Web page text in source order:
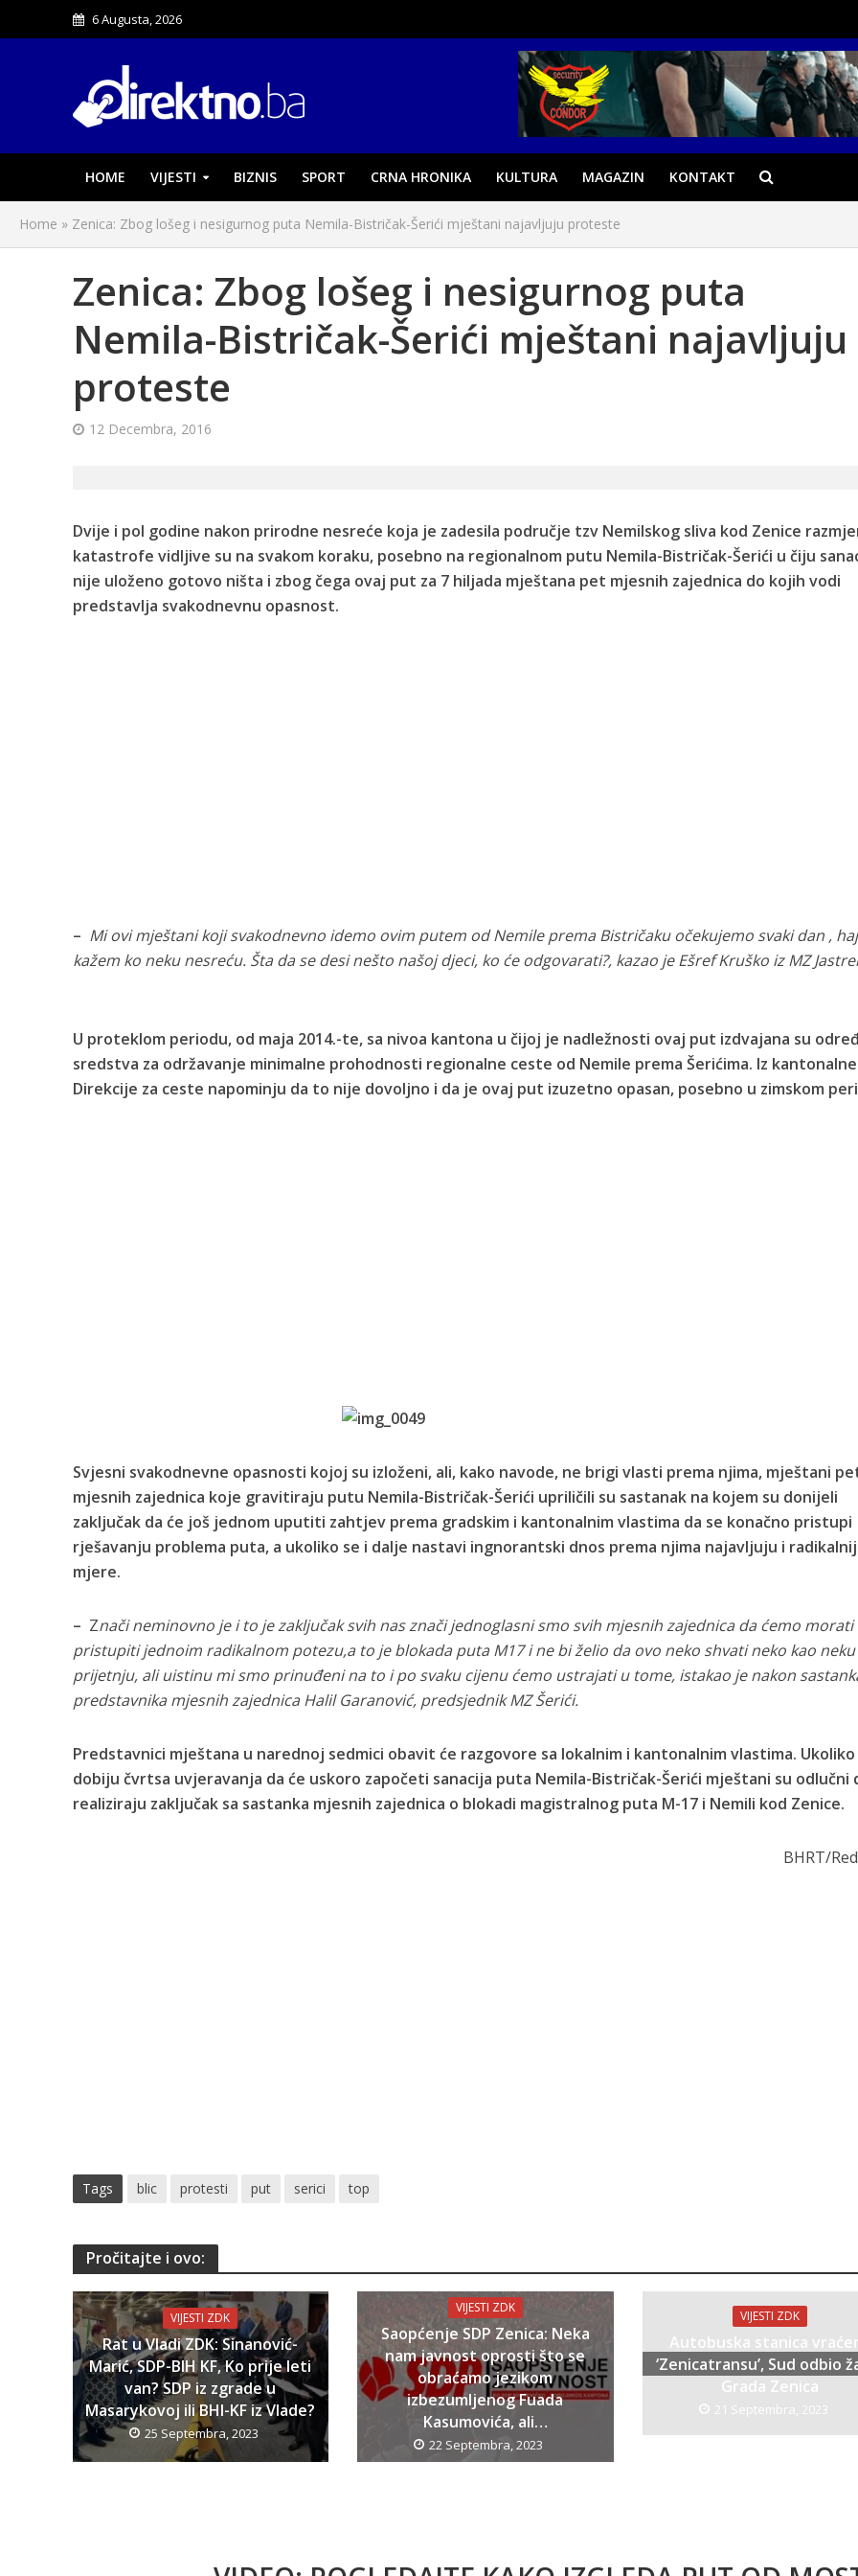
6 Augusta, 2026
HOME VIJESTI BIZNIS SPORT CRNA HRONIKA KULTURA MAGAZIN KONTAKT
Home » Zenica: Zbog lošeg i nesigurnog puta Nemila-Bistričak-Šerići mještani najavljuju proteste
Zenica: Zbog lošeg i nesigurnog puta
Nemila-Bistričak-Šerići mještani najavljuju
proteste
12 Decembra, 2016
Dvije i pol godine nakon prirodne nesreće koja je zadesila područje tzv Nemilskog sliva kod Zenice
katastrofe vidljive su na svakom koraku, posebno na regionalnom putu Nemila-Bistričak-Šerići u čiju
nije uloženo gotovo ništa i zbog čega ovaj put za 7 hiljada mještana pet mjesnih zajednica do kojih vodi
predstavlja svakodnevnu opasnost.
– Mi ovi mještani koji svakodnevno idemo ovim putem od Nemile prema Bistričaku očekujemo svaki dan ,
kažem ko neku nesreću. Šta da se desi nešto našoj djeci, ko će odgovarati?, kazao je Ešref Kruško iz MZ
U proteklom periodu, od maja 2014.-te, sa nivoa kantona u čijoj je nadležnosti ovaj put izdvajana su
sredstva za održavanje minimalne prohodnosti regionalne ceste od Nemile prema Šerićima. Iz kantonalne
Direkcije za ceste napominju da to nije dovoljno i da je ovaj put izuzetno opasan, posebno u zimskom
Svjesni svakodnevne opasnosti kojoj su izloženi, ali, kako navode, ne brigi vlasti prema njima, mještani
mjesnih zajednica koje gravitiraju putu Nemila-Bistričak-Šerići upriličili su sastanak na kojem su donijeli
zaključak da će još jednom uputiti zahtjev prema gradskim i kantonalnim vlastima da se konačno pristupi
rješavanju problema puta, a ukoliko se i dalje nastavi ingnorantski dnos prema njima najavljuju i
mjere.
– Znači neminovno je i to je zaključak svih nas znači jednoglasni smo svih mjesnih zajednica da ćemo morati
pristupiti jednoim radikalnom potezu,a to je blokada puta M17 i ne bi želio da ovo neko shvati neko kao neku
prijetnju, ali uistinu mi smo prinuđeni na to i po svaku cijenu ćemo ustrajati u tome, istakao je nakon
predstavnika mjesnih zajednica Halil Garanović, predsjednik MZ Šerići.
Predstavnici mještana u narednoj sedmici obavit će razgovore sa lokalnim i kantonalnim vlastima. Ukoliko
dobiju čvrtsa uvjeravanja da će uskoro započeti sanacija puta Nemila-Bistričak-Šerići mještani su odlučni
realiziraju zaključak sa sastanka mjesnih zajednica o blokadi magistralnog puta M-17 i Nemili kod Zenice.
BHRT/
Tags blic protesti put serici top
Pročitajte i ovo:
VIJESTI ZDK
Rat u Vladi ZDK: Sinanović-
Marić, SDP-BIH KF, Ko prije leti
van? SDP iz zgrade u
Masarykovoj ili BHI-KF iz Vlade?
25 Septembra, 2023
VIJESTI ZDK
Saopćenje SDP Zenica: Neka
nam javnost oprosti što se
obraćamo jezikom
izbezumljenog Fuada
Kasumovića, ali…
22 Septembra, 2023
VIJESTI ZDK
Autobuska stanica
‘Zenicatransu’, Sud odbio
Grada Zenica
21 Septembra, 2023